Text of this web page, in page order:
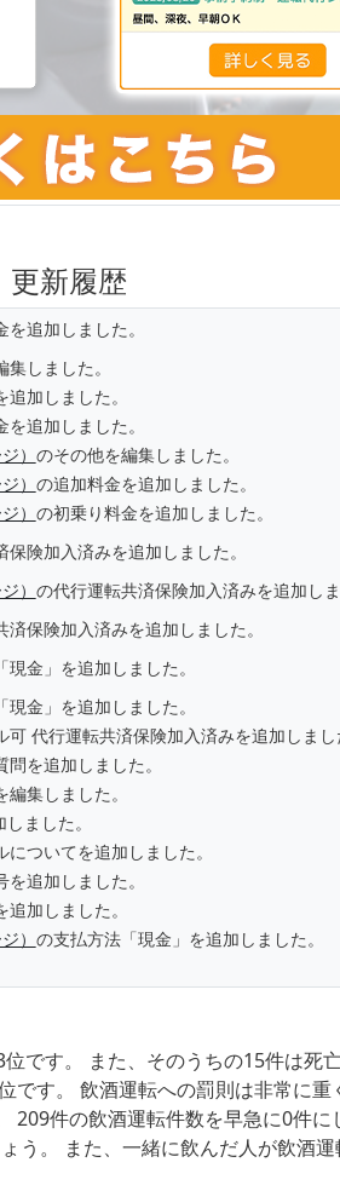
更新履歴
追加しました。
しました。
加しました。
追加しました。
） のその他を編集しました。
） の追加料金を追加しました。
） の初乗り料金を追加しました。
険加入済みを追加しました。
） の代行運転共済保険加入済みを追加しま
済保険加入済みを追加しました。
金」を追加しました。
金」を追加しました。
可 代行運転共済保険加入済みを追加しまし
を追加しました。
集しました。
ました。
ついてを追加しました。
追加しました。
加しました。
） の支払方法「現金」を追加しました。
です。 また、そのうちの15件は死
です。 飲酒運転への罰則は非常に
209件の飲酒運転件数を早急に0件
う。 また、一緒に飲んだ人が飲酒